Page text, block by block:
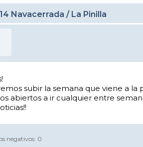
Navacerrada / La Pinilla
subir la semana que viene a
abiertos a ir cualquier entre
negativos: 0